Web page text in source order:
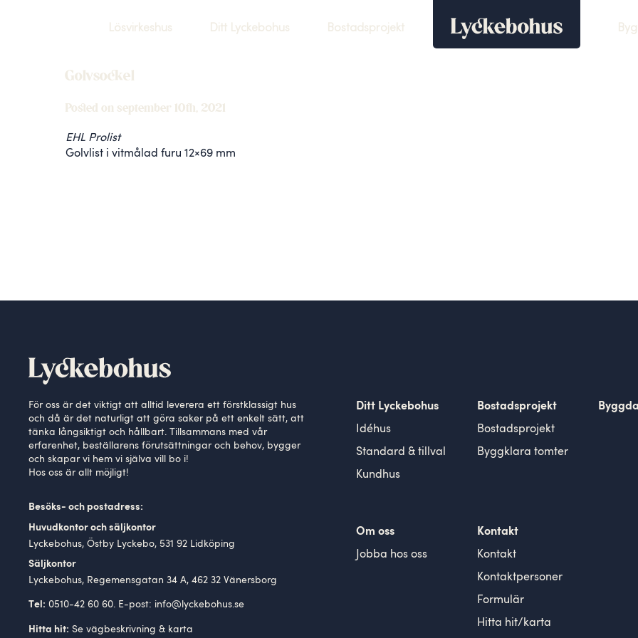
Lösvirkeshus Ditt Lyckebohus Bostadsprojekt
Golvsockel
Posted on september 10th, 2021
EHL Prolist
Golvlist i vitmålad furu 12×69 mm
För oss är det viktigt att alltid leverera ett förstklassigt hus
och då är det naturligt att göra saker på ett enkelt sätt, att
tänka långsiktigt och hållbart. Tillsammans med vår
erfarenhet, beställarens förutsättningar och behov, bygger
och skapar vi hem vi själva vill bo i!
Hos oss är allt möjligt!
Besöks- och postadress:
Huvudkontor och säljkontor
Lyckebohus, Östby Lyckebo, 531 92 Lidköping
Säljkontor
Lyckebohus, Regemensgatan 34 A, 462 32 Vänersborg
Tel: 0510-42 60 60. E-post: info@lyckebohus.se
Hitta hit: Se vägbeskrivning & karta
Ditt Lyckebohus
Idéhus
Standard & tillval
Kundhus
Bostadsprojekt
Bostadsprojekt
Byggklara tomter
Om oss
Jobba hos oss
Kontakt
Kontakt
Kontaktpersoner
Formulär
Hitta hit/karta